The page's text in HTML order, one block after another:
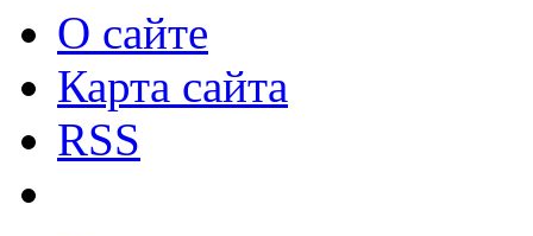
О сайте
Карта сайта
RSS